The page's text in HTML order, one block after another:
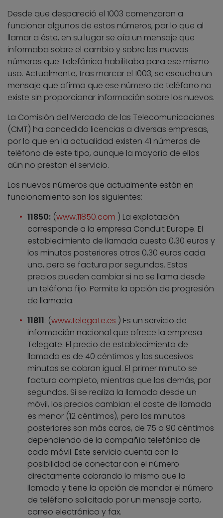
Desde que despareció el 1003 comenzaron a
funcionar algunos de estos números, por lo que al
llamar a éste, en su lugar se oía un mensaje que
informaba sobre el cambio y sobre los nuevos
números que Telefónica habilitaba para ese mismo
uso. Actualmente, tras marcar el 1003, se escucha un
mensaje que afirma que ese número de teléfono no
existe sin proporcionar información sobre los nuevos.
La Comisión del Mercado de las Telecomunicaciones
(CMT) ha concedido licencias a diversas empresas,
por lo que en la actualidad existen 41 números de
teléfono de este tipo, aunque la mayoría de ellos
aún no prestan el servicio.
Los nuevos números que actualmente están en
funcionamiento son los siguientes:
11850: (www.11850.com ) La explotación
corresponde a la empresa Conduit Europe. El
establecimiento de llamada cuesta 0,30 euros y
los minutos posteriores otros 0,30 euros cada
uno, pero se factura por segundos. Estos
precios pueden cambiar si no se llama desde
un teléfono fijo. Permite la opción de progresión
de llamada.
11811: (www.telegate.es ) Es un servicio de
información nacional que ofrece la empresa
Telegate. El precio de establecimiento de
llamada es de 40 céntimos y los sucesivos
minutos se cobran igual. El primer minuto se
factura completo, mientras que los demás, por
segundos. Si se realiza la llamada desde un
móvil, los precios cambian: el coste de llamada
es menor (12 céntimos), pero los minutos
posteriores son más caros, de 75 a 90 céntimos
dependiendo de la compañía telefónica de
cada móvil. Este servicio cuenta con la
posibilidad de conectar con el número
directamente cobrando lo mismo que la
llamada y tiene la opción de mandar el número
de teléfono solicitado por un mensaje corto,
correo electrónico y fax.